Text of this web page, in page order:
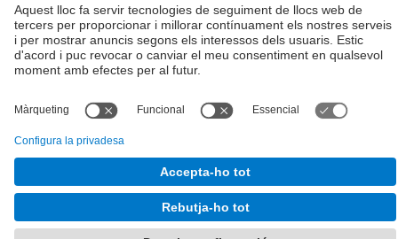
Canals i Ports de Barcelona
Desenvolupat amb
Avís legal
Configuració de privadesa